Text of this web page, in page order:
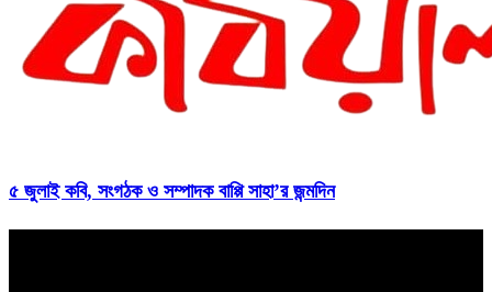
৫ জুলাই কবি, সংগঠক ও সম্পাদক বাপ্পি সাহা’র জন্মদিন